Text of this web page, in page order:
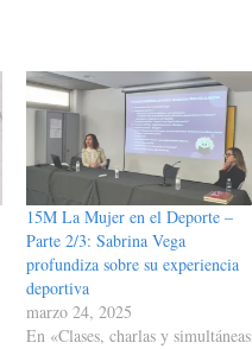
15M La Mujer en el Deporte –
Parte 2/3: Sabrina Vega
profundiza sobre su experiencia
deportiva
marzo 24, 2025
En «Clases, charlas y